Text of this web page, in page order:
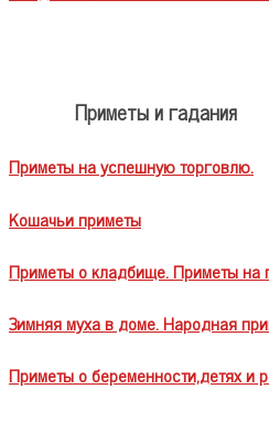
Приметы и гадания
Приметы на успешную торговлю.
Кошачьи приметы
Приметы о кладбище. Приметы на
Зимняя муха в доме. Народная
Приметы о беременности,детях и